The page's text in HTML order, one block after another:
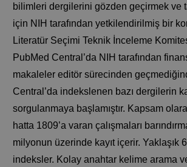
bilimleri dergilerini gözden geçirmek ve
için NIH tarafından yetkilendirilmiş bir
Literatür Seçimi Teknik İnceleme
PubMed Central’da NIH tarafından
makaleler editör sürecinden
Central’da indekslenen bazı dergilerin
sorgulanmaya başlamıştır. Kapsam
hatta 1809’a varan çalışmaları
milyonun üzerinde kayıt içerir. Yaklaşık
indeksler. Kolay anahtar kelime arama